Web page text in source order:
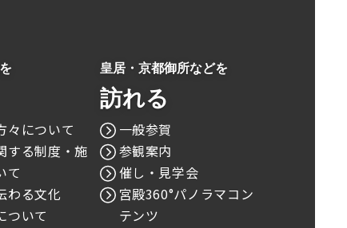
々について
する制度・施
て
わる文化
ついて
皇居・京都御所などを
訪れる
一般参賀
参観案内
催し・見学会
宮殿360°パノラマコン
テンツ